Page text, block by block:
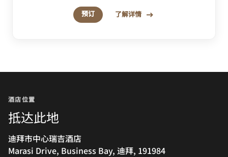
预订 了解详情
酒店位置
抵达此地
迪拜市中心瑞吉酒店
Marasi Drive, Business Bay, 迪拜, 191984